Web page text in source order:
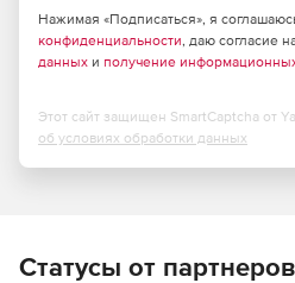
Нажимая «Подписаться», я
конфиденциальности, даю согласие
данных и получение
Этот сайт защищен SmartCaptcha от
об условиях обработки данных
Статусы от партнеров